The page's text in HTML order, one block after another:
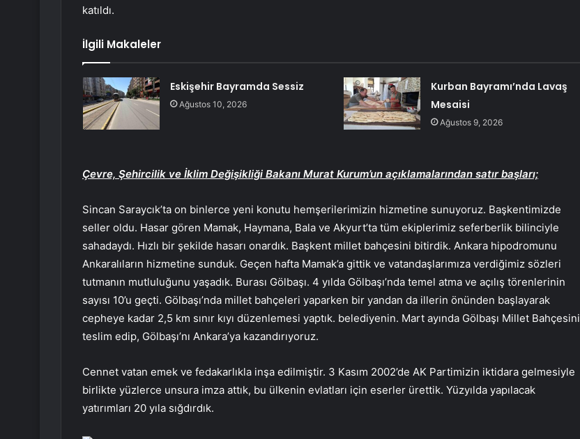
katıldı.
İlgili Makaleler
Eskişehir Bayramda Sessiz
Ağustos 10, 2026
Kurban Bayramı’nda Lavaş
Mesaisi
Ağustos 9, 2026
Çevre, Şehircilik ve İklim Değişikliği Bakanı Murat Kurum’un açıklamalarından satır başları;
Sincan Saraycık’ta on binlerce yeni konutu hemşerilerimizin hizmetine sunuyoruz. Başkentimizde
seller oldu. Hasar gören Mamak, Haymana, Bala ve Akyurt’ta tüm ekiplerimiz seferberlik bilinciyle
sahadaydı. Hızlı bir şekilde hasarı onardık. Başkent millet bahçesini bitirdik. Ankara hipodromunu
Ankaralıların hizmetine sunduk. Geçen hafta Mamak’a gittik ve vatandaşlarımıza verdiğimiz sözleri
tutmanın mutluluğunu yaşadık. Burası Gölbaşı. 4 yılda Gölbaşı’nda temel atma ve açılış törenlerinin
sayısı 10’u geçti. Gölbaşı’nda millet bahçeleri yaparken bir yandan da illerin önünden başlayarak
cepheye kadar 2,5 km sınır kıyı düzenlemesi yaptık. belediyenin. Mart ayında Gölbaşı Millet Bahçesini
teslim edip, Gölbaşı’nı Ankara’ya kazandırıyoruz.
Cennet vatan emek ve fedakarlıkla inşa edilmiştir. 3 Kasım 2002’de AK Partimizin iktidara gelmesiyle
birlikte yüzlerce unsura imza attık, bu ülkenin evlatları için eserler ürettik. Yüzyılda yapılacak
yatırımları 20 yıla sığdırdık.